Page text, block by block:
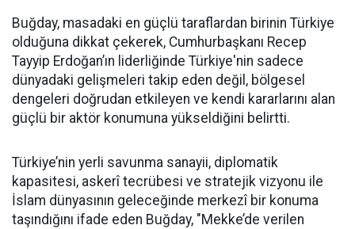
Buğday, masadaki en güçlü taraflardan birinin Türkiye
olduğuna dikkat çekerek, Cumhurbaşkanı Recep
Tayyip Erdoğan’ın liderliğinde Türkiye'nin sadece
dünyadaki gelişmeleri takip eden değil, bölgesel
dengeleri doğrudan etkileyen ve kendi kararlarını alan
güçlü bir aktör konumuna yükseldiğini belirtti.
Türkiye’nin yerli savunma sanayii, diplomatik
kapasitesi, askerî tecrübesi ve stratejik vizyonu ile
İslam dünyasının geleceğinde merkezî bir konuma
taşındığını ifade eden Buğday, "Mekke’de verilen